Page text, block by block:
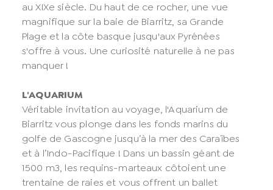
au XIXe siècle. Du haut de ce rocher, une vue
magnifique sur la baie de Biarritz, sa Grande
Plage et la côte basque jusqu'aux Pyrénées
s'offre à vous. Une curiosité naturelle à ne pas
manquer !
L'AQUARIUM
Véritable invitation au voyage, l'Aquarium de
Biarritz vous plonge dans les fonds marins du
golfe de Gascogne jusqu’à la mer des Caraïbes
et à l’Indo-Pacifique ! Dans un bassin géant de
1500 m3, les requins-marteaux côtoient une
trentaine de raies et vous offrent un ballet